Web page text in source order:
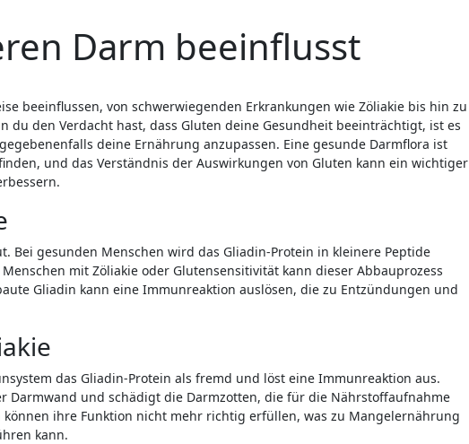
Darm beeinflusst
du den Verdacht hast, dass Gluten deine Gesundheit beeinträchtigt, ist es
deine Ernährung anzupassen. Eine gesunde Darmflora ist
und das Verständnis der Auswirkungen von Gluten kann ein wichtiger
Bei gesunden Menschen wird das Gliadin-Protein in kleinere Peptide
mit Zöliakie oder Glutensensitivität kann dieser Abbauprozess
Gliadin kann eine Immunreaktion auslösen, die zu Entzündungen und
das Gliadin-Protein als fremd und löst eine Immunreaktion aus.
Darmwand und schädigt die Darmzotten, die für die Nährstoffaufnahme
ihre Funktion nicht mehr richtig erfüllen, was zu Mangelernährung
kann.